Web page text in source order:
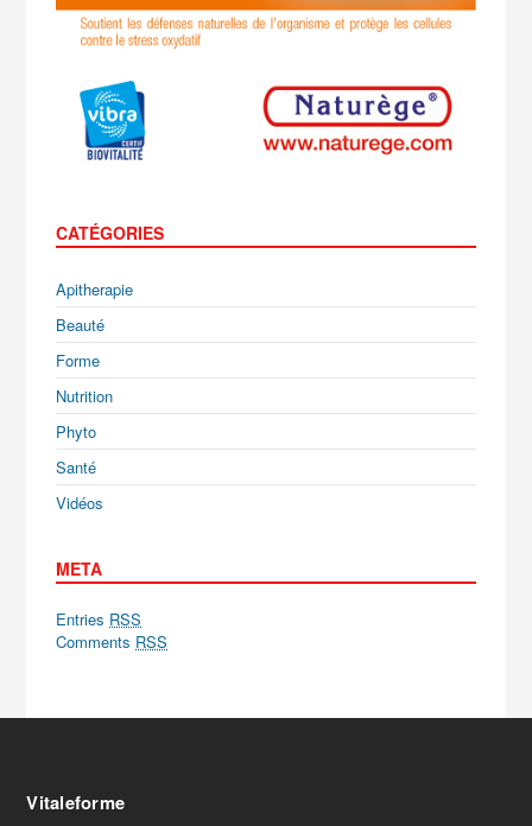
CATÉGORIES
Apitherapie
Beauté
Forme
Nutrition
Phyto
Santé
Vidéos
META
Entries RSS
Comments RSS
Vitaleforme